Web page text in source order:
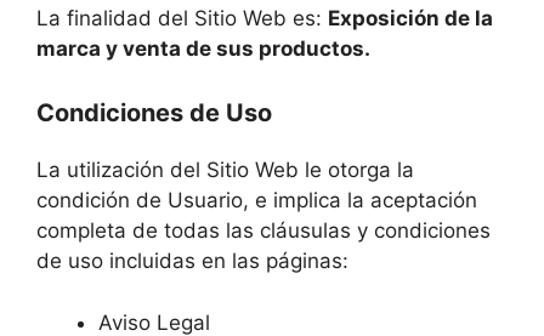
La finalidad del Sitio Web es: Exposición de la
marca y venta de sus productos.
Condiciones de Uso
La utilización del Sitio Web le otorga la
condición de Usuario, e implica la aceptación
completa de todas las cláusulas y condiciones
de uso incluidas en las páginas:
Aviso Legal